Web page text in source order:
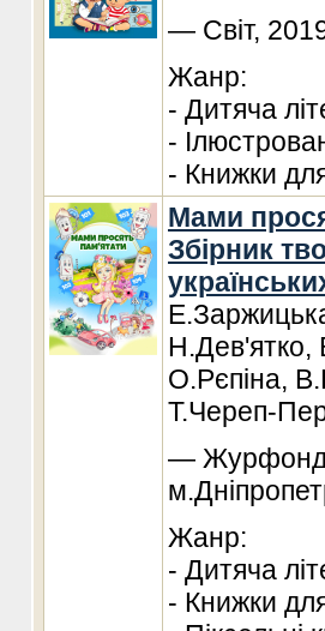
— Світ,
Жанр:
- Дитяча
-
- Книжки
Мами
Збірник
Н.Дев'ятко,
О.Рєпіна,
Т.Череп-
—
Жанр:
- Дитяча
- Книжки